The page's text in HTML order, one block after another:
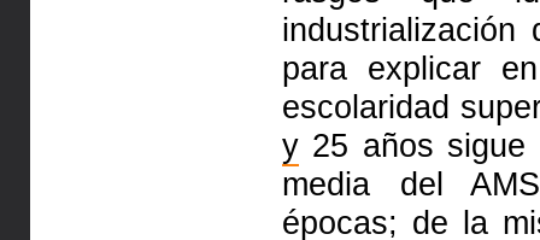
para explicar
escolaridad
y 25 años sigue
media del
épocas; de la